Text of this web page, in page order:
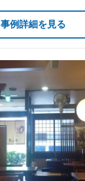
事例詳細を見る